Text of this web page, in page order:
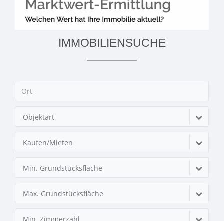
IMMOBILIENSUCHE
Objektart
Kaufen/Mieten
Min. Grundstücksfläche
Max. Grundstücksfläche